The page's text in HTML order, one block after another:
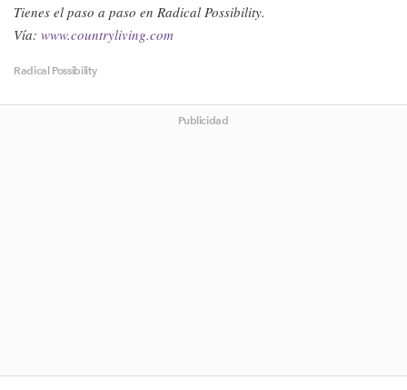
Tienes el paso a paso en Radical Possibility.
Vía: www.countryliving.com
Radical Possibility
Publicidad